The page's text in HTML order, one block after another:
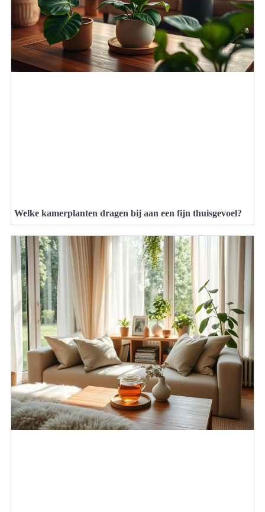
Welke kamerplanten dragen bij aan een fijn thuisgevoel?